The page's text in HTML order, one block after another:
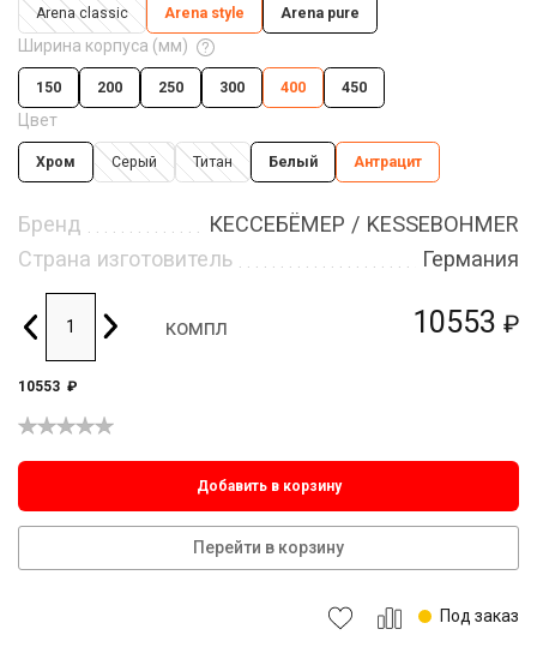
10553 ₽
Arena classic Arena style Arena pure
Ширина корпуса (мм)
150 200 250 300 400 450
Цвет
Хром Серый Титан Белый Антрацит
Бренд
КЕССЕБЁМЕР / KESSEBOHMER
Страна изготовитель
Германия
компл
10553 ₽
Добавить в корзину
Перейти в корзину
Под заказ